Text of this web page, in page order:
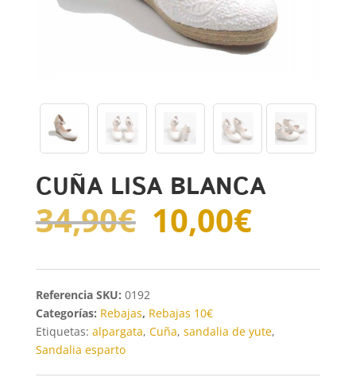
CUÑA LISA BLANCA
34,90€ El
precio
era:
10,00€El
precio
es:
SKU: 0192
Categorías: Rebajas, Rebajas 10€
Etiquetas: alpargata, Cuña, sandalia de yute,
Sandalia esparto